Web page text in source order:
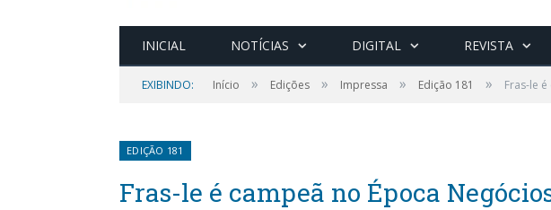
INICIAL NOTÍCIAS DIGITAL REVISTA
EXIBINDO: Início » Edições » Impressa » Edição 181 » Fras-le
EDIÇÃO 181
Fras-le é campeã no Época